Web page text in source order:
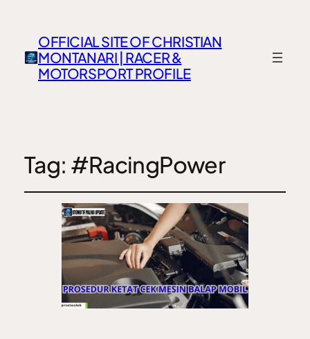
OFFICIAL SITE OF CHRISTIAN
MONTANARI | RACER &
MOTORSPORT PROFILE
Tag: #RacingPower